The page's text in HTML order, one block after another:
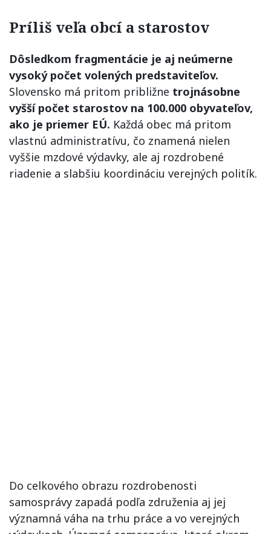
Príliš veľa obcí a starostov
Dôsledkom fragmentácie je aj neúmerne
vysoký počet volených predstaviteľov.
Slovensko má pritom približne trojnásobne
vyšší počet starostov na 100.000 obyvateľov,
ako je priemer EÚ. Každá obec má pritom
vlastnú administratívu, čo znamená nielen
vyššie mzdové výdavky, ale aj rozdrobené
riadenie a slabšiu koordináciu verejných politík.
Do celkového obrazu rozdrobenosti
samosprávy zapadá podľa združenia aj jej
významná váha na trhu práce a vo verejných